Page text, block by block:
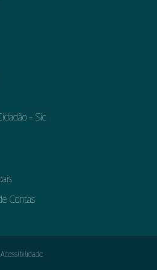
– Sic
Contas
Acessibilidade